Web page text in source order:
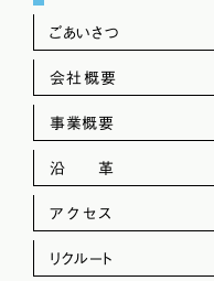
ごあいさつ
会社概要
事業概要
沿 革
アクセス
リクルート